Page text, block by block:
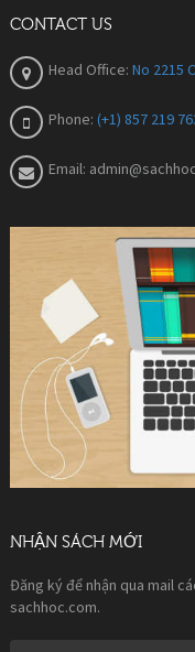
CONTACT US
Head Office: No 2215
Phone: (+1) 857 219
Email:
NHẬN SÁCH MỚI
Đăng ký để nhận qua mail
sachhoc.com.